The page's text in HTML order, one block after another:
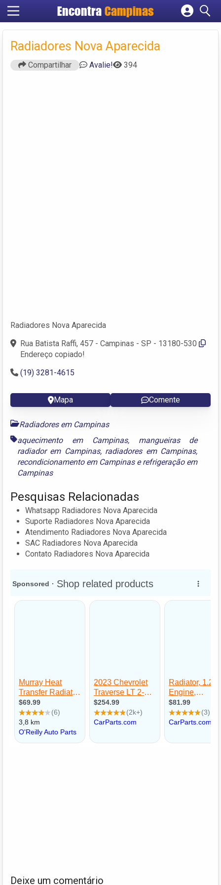
Encontra Campinas
Cadastrar empresa
Criar conta
Radiadores Nova Aparecida
Compartilhar Avalie! 394
Radiadores Nova Aparecida
Rua Batista Raffi, 457 - Campinas - SP - 13180-530
Endereço copiado!
(19) 3281-4615
Mapa Comente
Radiadores em Campinas
aquecimento em Campinas, mangueiras de
radiador em Campinas, radiadores em Campinas,
recondicionamento em Campinaserefrigeração em
Campinas
Pesquisas Relacionadas
Whatsapp Radiadores Nova Aparecida
Suporte Radiadores Nova Aparecida
Atendimento Radiadores Nova Aparecida
SAC Radiadores Nova Aparecida
Contato Radiadores Nova Aparecida
Deixe um comentário